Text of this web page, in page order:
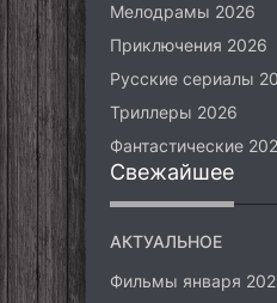
Мелодрамы 2026
Приключения 2026
Триллеры 2026
Фантастические
Свежайшее
АКТУАЛЬНОЕ
Фильмы января